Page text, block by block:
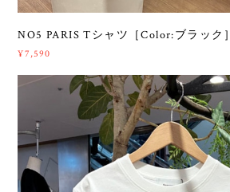
NO5 PARIS Tシャツ［Color:ブラック］
¥7,590